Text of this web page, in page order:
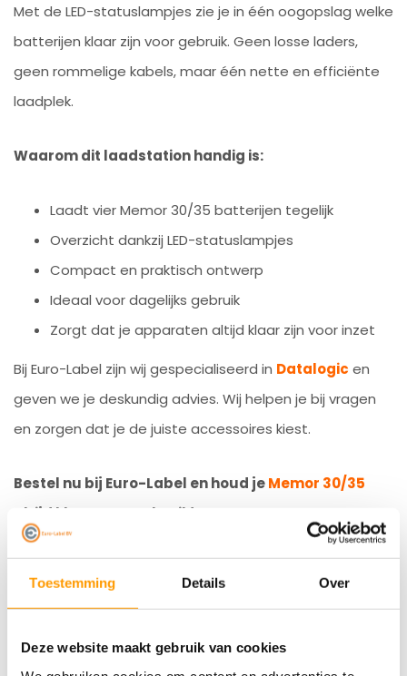
Toestemming Details Over
Deze website maakt gebruik van cookies
Met de LED-statuslampjes zie je in één oogopslag welke
batterijen klaar zijn voor gebruik. Geen losse laders,
geen rommelige kabels, maar één nette en efficiënte
laadplek.
Waarom dit laadstation handig is:
Laadt vier Memor 30/35 batterijen tegelijk
Overzicht dankzij LED-statuslampjes
Compact en praktisch ontwerp
Ideaal voor dagelijks gebruik
Zorgt dat je apparaten altijd klaar zijn voor inzet
Bij Euro-Label zijn wij gespecialiseerd in Datalogic en
geven we je deskundig advies. Wij helpen je bij vragen
en zorgen dat je de juiste accessoires kiest.
Bestel nu bij Euro-Label en houd jeMemor 30/35
altijd klaar voor gebruik!
Specificaties
Reviews
Gerelateerde producten